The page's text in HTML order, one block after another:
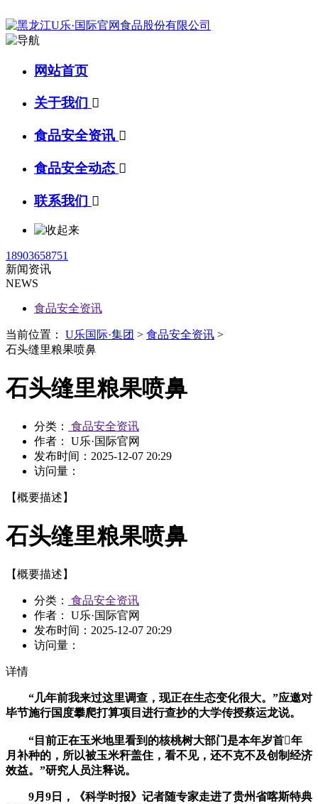
网站首页
关于我们 
食品安全资讯 
食品安全动态 
联系我们 
18903658751
新闻资讯
NEWS
食品安全资讯
当前位置： U乐国际·集团 > 食品安全资讯 >
石头缝里粮果喷鼻
石头缝里粮果喷鼻
分类：
食品安全资讯
作者： U乐·国际官网
发布时间： 2025-12-07 20:29
访问量：
【概要描述】
石头缝里粮果喷鼻
【概要描述】
分类：
食品安全资讯
作者： U乐·国际官网
发布时间： 2025-12-07 20:29
访问量：
详情
“几年前我来过这里调查，现正在生态变化很大。”应邀对
毕节施行国度攀爬打算项目进行查抄的大学传授蔡运龙说。
“目前正在玉米地里看到的核桃树大部门是本年岁首年
月补种的，所以被玉米秆盖住，看不见，还不克不及创制经济
效益。”研究人员注释说。
9月9日，《科学时报》记者随专家走进了贵州省喀斯特典